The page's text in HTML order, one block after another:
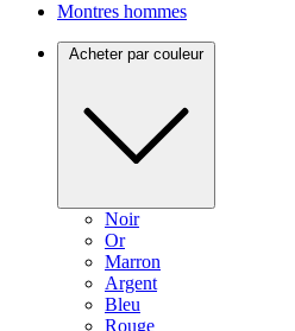
Montres hommes
Acheter par couleur
Noir
Or
Marron
Argent
Bleu
Rouge